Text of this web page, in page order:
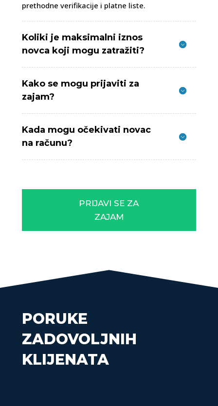
prethodne verifikacije i platne liste.
Koliki je maksimalni iznos
novca koji mogu zatražiti?
Kako se mogu prijaviti za
zajam?
Kada mogu očekivati novac
na računu?
PRIJAVI SE ZA
ZAJAM
PORUKE
ZADOVOLJNIH
KLIJENATA